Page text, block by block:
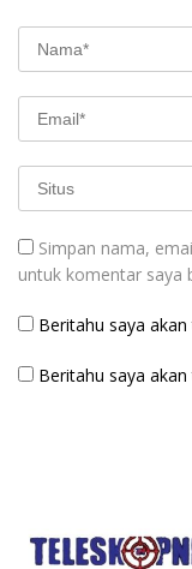
Simpan nama,
untuk komentar saya
Beritahu saya
Beritahu saya